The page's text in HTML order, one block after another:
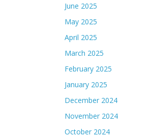
June 2025
May 2025
April 2025
March 2025
February 2025
January 2025
December 2024
November 2024
October 2024